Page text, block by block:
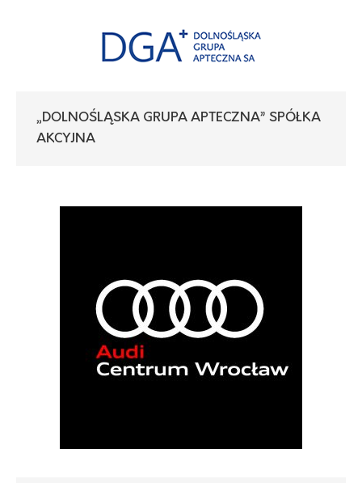
„DOLNOŚLĄSKA GRUPA APTECZNA” SPÓŁKA
AKCYJNA